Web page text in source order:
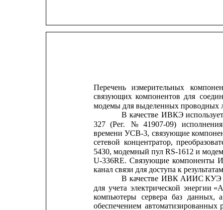
Перечень измерительных
связующих компонентов для
модемы для выделенных проводных
В качестве ИВКЭ
327 (Рег. № 41907-09)
исполнения
времени УСВ-3, связующие
сетевой концентратор,
5430, модемный пул RS-1612 и
U-336RE. Связующие компоненты
канал связи для доступа к
В качестве ИВК АИИС КУЭ
для учета электрической энергии
компьютеры
сервера баз данных, а
обеспечением автоматизированных